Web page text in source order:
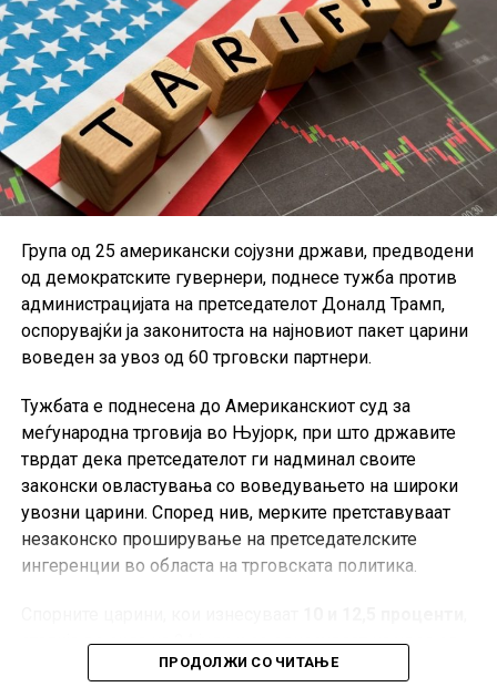
околу 40 проценти од анкетираните граѓани сметаат
дека нивните приходи нема целосно да ја надоместат
изгубената куповна моќ поради инфлацијата. Според
ЕЦБ, доколку овие очекувања се задржат,
домаќинствата би можеле да продолжат да штедат
наместо да трошат, што дополнително би го забавило
економскиот раст во еврозоната.
Група од 25 американски сојузни држави, предводени
од демократските гувернери, поднесе тужба против
администрацијата на претседателот Доналд Трамп,
оспорувајќи ја законитоста на најновиот пакет царини
воведен за увоз од 60 трговски партнери.
Тужбата е поднесена до Американскиот суд за
меѓународна трговија во Њујорк, при што државите
тврдат дека претседателот ги надминал своите
законски овластувања со воведувањето на широки
увозни царини. Според нив, мерките претставуваат
незаконско проширување на претседателските
ингеренции во областа на трговската политика.
стапија во сила на 24 јули и се однесуваат на увоз од
60 трговски партнери, меѓу кои е и Европската Унија.
ПРОДОЛЖИ СО ЧИТАЊЕ